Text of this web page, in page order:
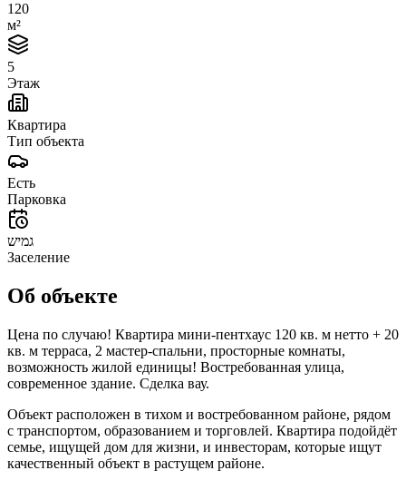
120
м²
5
Этаж
Квартира
Тип объекта
Есть
Парковка
גמיש
Заселение
Об объекте
Цена по случаю! Квартира мини-пентхаус 120 кв. м нетто + 20
кв. м терраса, 2 мастер-спальни, просторные комнаты,
возможность жилой единицы! Востребованная улица,
современное здание. Сделка вау.
Объект расположен в тихом и востребованном районе, рядом
с транспортом, образованием и торговлей. Квартира подойдёт
семье, ищущей дом для жизни, и инвесторам, которые ищут
качественный объект в растущем районе.